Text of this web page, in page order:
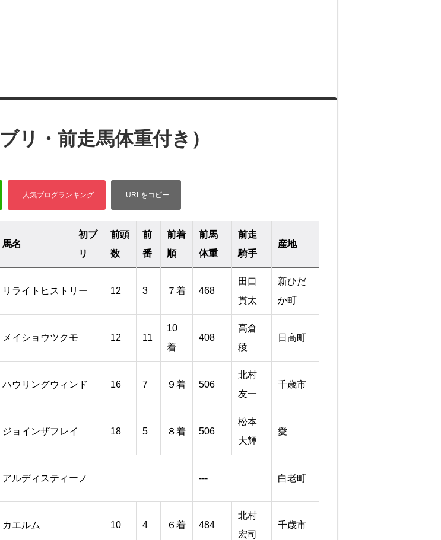
リ・前走馬体重付き）
馬名
初ブ
リ
前頭
数
前
番
前着
順
前馬
体重
前走
騎手
産地
リライトヒストリー 12 3 ７着 468
田口
貫太
新ひだ
か町
メイショウツクモ 12 11
10
着
408
高倉
稜
日高町
ハウリングウィンド 16 7 ９着 506
北村
友一
千歳市
ジョインザフレイ 18 5 ８着 506
松本
大輝
愛
アルディスティーノ --- 白老町
カエルム 10 4 ６着 484
北村
宏司
千歳市